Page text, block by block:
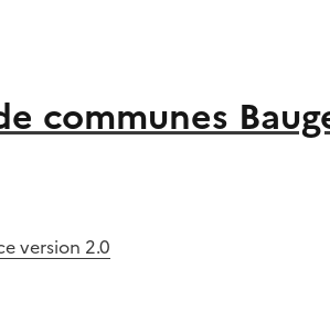
communes
version 2.0